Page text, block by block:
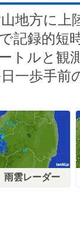
地方に上
記録的短
トルと観
一歩手前
雨雲レーダー